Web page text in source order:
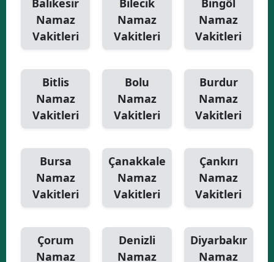
Balıkesir
Namaz
Vakitleri
Bilecik
Namaz
Vakitleri
Bingöl
Namaz
Vakitleri
Bitlis
Namaz
Vakitleri
Bolu
Namaz
Vakitleri
Burdur
Namaz
Vakitleri
Bursa
Namaz
Vakitleri
Çanakkale
Namaz
Vakitleri
Çankırı
Namaz
Vakitleri
Çorum
Namaz
Denizli
Namaz
Diyarbakır
Namaz